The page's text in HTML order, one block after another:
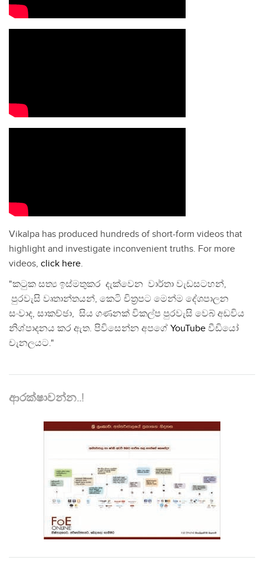
Vikalpa has produced hundreds of short-form videos that
highlight and investigate inconvenient truths. For more
videos, click here.
"කටුක සත්‍ය ඉස්මතුකර දැක්වෙන වාර්තා වැඩසටහන්,
පුරවැසි වෘතාන්තයන්, කෙටි චිත්‍රපට මෙන්ම දේශපාලන
සංවාද, සාකච්ඡා, සිය ගණනක් විකල්ප පුරවැසි වෙබ් අඩවිය
නිශ්පාදනය කර ඇත. පිවිසෙන්න අපගේ YouTube වීඩියෝ
චැනලයට."
ආරක්ෂාවන්න..!